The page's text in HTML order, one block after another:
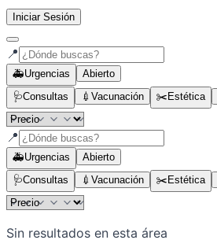
Iniciar Sesión
📍
🚑Urgencias
Abierto
🩺Consultas 💉 Vacunación ✂️ Estética
📍
🚑Urgencias
Abierto
🩺Consultas 💉 Vacunación ✂️ Estética
Sin resultados en esta área